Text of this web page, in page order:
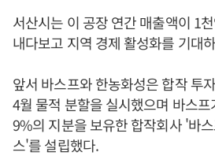
서산시는 이 공장 연간 매출액이 1
내다보고 지역 경제 활성화를 기대
앞서 바스프와 한농화성은 합작 투
4월 물적 분할을 실시했으며 바스
9%의 지분을 보유한 합작회사 '바
스'를 설립했다.